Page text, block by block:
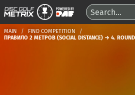
MAIN
FIND COMPETITION
ПРАВИЛО 2 МЕТРОВ (SOCIAL DISTANCE) → 4. ROUND